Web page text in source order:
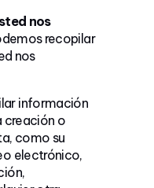
nos
recopilar
nos
información
creación o
como su
electrónico,